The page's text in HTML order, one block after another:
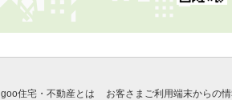
goo住宅・不動産とは お客さまご利用端末からの